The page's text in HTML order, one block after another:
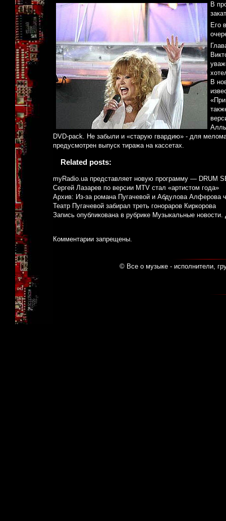
В
Его
В
DVD-pack. Не забыли и «старую гвардию» - для
предусмотрен выпуск тиража на кассетах.
Related posts:
myRadio.ua представляет новую программу — DRUM
Сергей Лазарев по версии MTV стал «артистом года»
Архив: Из-за романа Пугачевой и Абдулова Алферова
Театр Пугачевой забирал треть гонораров Киркорова
Запись опубликована в рубрике Музыкальные новости.
Комментарии запрещены.
© Все о музыке - исполнители,